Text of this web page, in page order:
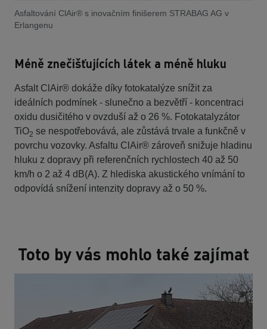
Asfaltování ClAir® s inovačním finišerem STRABAG AG v
Erlangenu
Méně znečišťujících látek a méně hluku
Asfalt ClAir® dokáže díky fotokatalýze snížit za
ideálních podmínek - slunečno a bezvětří - koncentraci
oxidu dusičitého v ovzduší až o 26 %. Fotokatalyzátor
TiO2 se nespotřebovává, ale zůstává trvale a funkčně v
povrchu vozovky. Asfaltu ClAir® zároveň snižuje hladinu
hluku z dopravy při referenčních rychlostech 40 až 50
km/h o 2 až 4 dB(A). Z hlediska akustického vnímání to
odpovídá snížení intenzity dopravy až o 50 %.
Toto by vás mohlo také zajímat